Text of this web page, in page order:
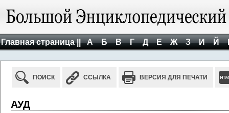
Главная страница || А Б В Г Д Е Ж З И Й
ПОИСК ССЫЛКА ВЕРСИЯ ДЛЯ ПЕЧАТИ
АУД